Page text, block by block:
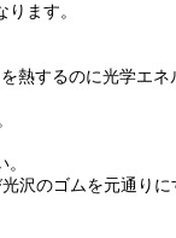
ます。
熱するのに光学エ
のゴムを元通りに